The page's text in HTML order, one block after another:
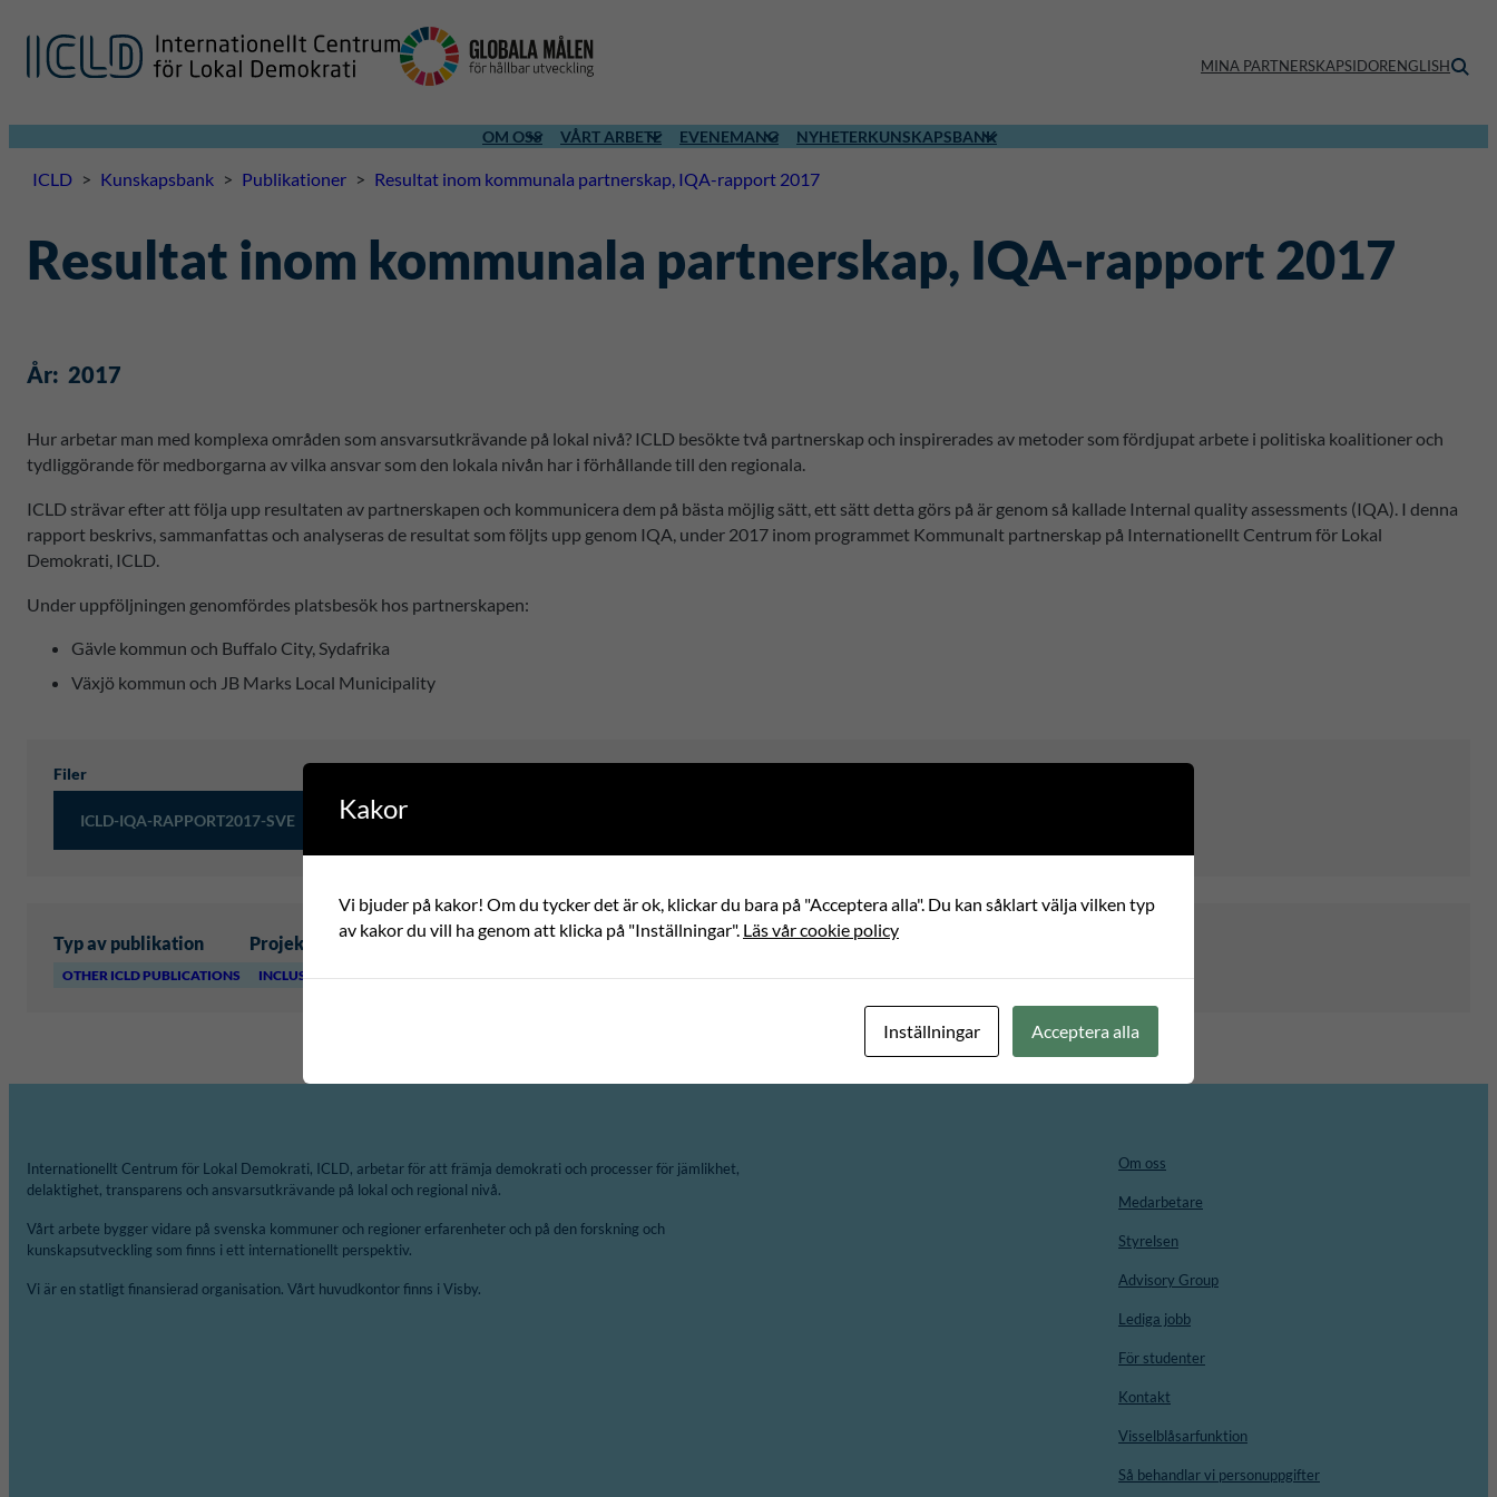
MINA PARTNERSKAPSIDORENGLISH
OM OSS VÅRT ARBETE EVENEMANG NYHETERKUNSKAPSBANK
ICLD > Kunskapsbank > Publikationer > Resultat inom kommunala partnerskap, IQA-rapport 2017
Resultat inom kommunala partnerskap, IQA-rapport 2017
År: 2017
Hur arbetar man med komplexa områden som ansvarsutkrävande på lokal nivå? ICLD besökte två partnerskap och inspirerades av metoder som fördjupat arbete i politiska koalitioner och
tydliggörande för medborgarna av vilka ansvar som den lokala nivån har i förhållande till den regionala.
ICLD strävar efter att följa upp resultaten av partnerskapen och kommunicera dem på bästa möjlig sätt, ett sätt detta görs på är genom så kallade Internal quality assessments (IQA). I denna
rapport beskrivs, sammanfattas och analyseras de resultat som följts upp genom IQA, under 2017 inom programmet Kommunalt partnerskap på Internationellt Centrum för Lokal
Demokrati, ICLD.
Under uppföljningen genomfördes platsbesök hos partnerskapen:
Gävle kommun och Buffalo City, Sydafrika
Växjö kommun och JB Marks Local Municipality
Filer
ICLD-IQA-RAPPORT2017-SVE
Typ av publikation
OTHER ICLD PUBLICATIONS
Projektområde
INCLUSIVE LEADERSHIP AND GOVERNANCE
Internationell partner
SYDAFRIKA
Internationellt Centrum för Lokal Demokrati, ICLD, arbetar för att främja demokrati och processer för jämlikhet,
delaktighet, transparens och ansvarsutkrävande på lokal och regional nivå.
Vårt arbete bygger vidare på svenska kommuner och regioner erfarenheter och på den forskning och
kunskapsutveckling som finns i ett internationellt perspektiv.
Vi är en statligt finansierad organisation. Vårt huvudkontor finns i Visby.
Om oss
Medarbetare
Styrelsen
Advisory Group
Lediga jobb
För studenter
Kontakt
Visselblåsarfunktion
Så behandlar vi personuppgifter
Kakor
Vi bjuder på kakor! Om du tycker det är ok, klickar du bara på "Acceptera alla". Du kan såklart välja vilken typ
av kakor du vill ha genom att klicka på "Inställningar". Läs vår cookie policy
Inställningar Acceptera alla